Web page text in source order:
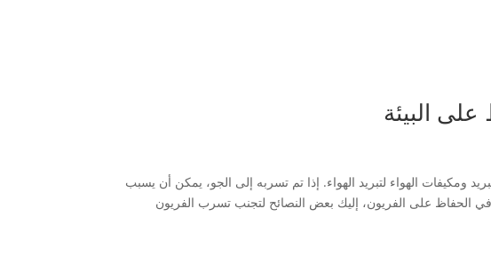
البيئة
ومكيفات الهواء لتبريد الهواء. إذا تم تسربه إلى الجو، يمكن أن يسبب
في الحفاظ على الفريون، إليك بعض النصائح لتجنب تسرب الفريون